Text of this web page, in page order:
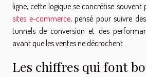
ligne, cette logique se concrétise souvent
sites e-commerce, pensé pour suivre
tunnels de conversion et des
avant que les ventes ne décrochent.
Les chiffres qui font